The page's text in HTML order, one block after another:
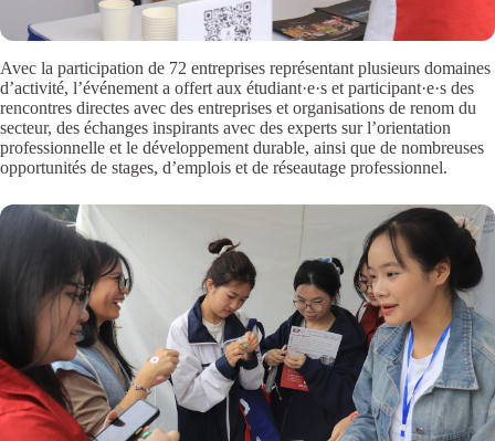
Avec la participation de 72 entreprises représentant plusieurs domaines
d’activité, l’événement a offert aux étudiant·e·s et participant·e·s des
rencontres directes avec des entreprises et organisations de renom du
secteur, des échanges inspirants avec des experts sur l’orientation
professionnelle et le développement durable, ainsi que de nombreuses
opportunités de stages, d’emplois et de réseautage professionnel.